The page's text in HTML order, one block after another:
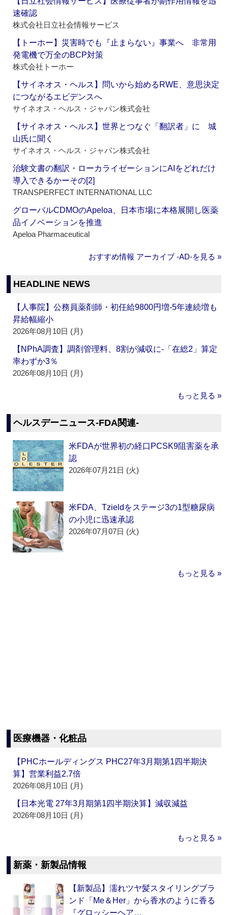
速確認
株式会社日立社会情報サービス
【トーホー】災害時でも『止まらない』事業へ 非常用
発電機で万全のBCP対策
株式会社トーホー
【サイネオス・ヘルス】問いから始めるRWE、意思決定
につながるエビデンスへ
サイネオス・ヘルス・ジャパン株式会社
【サイネオス・ヘルス】世界とつなぐ「翻訳者」に 城
山氏に聞く
サイネオス・ヘルス・ジャパン株式会社
治験文書の翻訳・ローカライゼーションにAIをどれだけ
導入できるかーその[2]
TRANSPERFECT INTERNATIONAL LLC
グローバルCDMOのApeloa、日本市場に本格展開し医薬
品イノベーションを推進
Apeloa Pharmaceutical
おすすめ情報 アーカイブ ‐AD‐を見る »
HEADLINE NEWS
【人事院】公務員薬剤師・初任給9800円増‐5年連続増も
昇給幅縮小
2026年08月10日 (月)
【NPhA調査】調剤管理料、8割が減収に‐「在総2」算定
率わずか3％
2026年08月10日 (月)
もっと見る »
ヘルスデーニュース‐FDA関連‐
米FDAが世界初の経口PCSK9阻害薬を承
認
2026年07月21日 (火)
米FDA、Tzieldをステージ3の1型糖尿病
の小児に迅速承認
2026年07月07日 (火)
もっと見る »
医療機器・化粧品
【PHCホールディングス PHC27年3月期第1四半期決
算】営業利益2.7倍
2026年08月10日 (月)
【日本光電 27年3月期第1四半期決算】減収減益
2026年08月10日 (月)
もっと見る »
新薬・新製品情報
【新製品】濡れツヤ髪スタイリングブラ
ンド「Me＆Her」から香水のように香る
『グロッシーヘア…